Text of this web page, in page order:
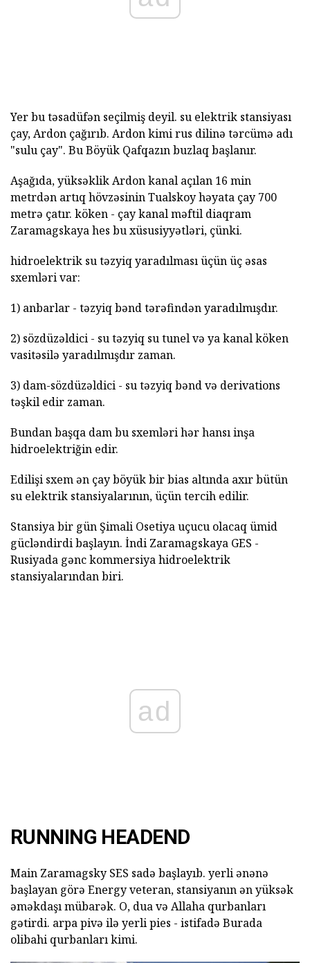
Yer bu təsadüfən seçilmiş deyil. su elektrik stansiyası
çay, Ardon çağırıb. Ardon kimi rus dilinə tərcümə adı
"sulu çay". Bu Böyük Qafqazın buzlaq başlanır.
Aşağıda, yüksəklik Ardon kanal açılan 16 min
metrdən artıq hövzəsinin Tualskoy həyata çay 700
metrə çatır. köken - çay kanal məftil diaqram
Zaramagskaya hes bu xüsusiyyətləri, çünki.
hidroelektrik su təzyiq yaradılması üçün üç əsas
sxemləri var:
1) anbarlar - təzyiq bənd tərəfindən yaradılmışdır.
2) sözdüzəldici - su təzyiq su tunel və ya kanal köken
vasitəsilə yaradılmışdır zaman.
3) dam-sözdüzəldici - su təzyiq bənd və derivations
təşkil edir zaman.
Bundan başqa dam bu sxemləri hər hansı inşa
hidroelektriğin edir.
Edilişi sxem ən çay böyük bir bias altında axır bütün
su elektrik stansiyalarının, üçün tercih edilir.
Stansiya bir gün Şimali Osetiya uçucu olacaq ümid
gücləndirdi başlayın. İndi Zaramagskaya GES -
Rusiyada gənc kommersiya hidroelektrik
stansiyalarından biri.
ad
RUNNING HEADEND
Main Zaramagsky SES sadə başlayıb. yerli ənənə
başlayan görə Energy veteran, stansiyanın ən yüksək
əməkdaşı mübarək. O, dua və Allaha qurbanları
gətirdi. arpa pivə ilə yerli pies - istifadə Burada
olibahi qurbanları kimi.